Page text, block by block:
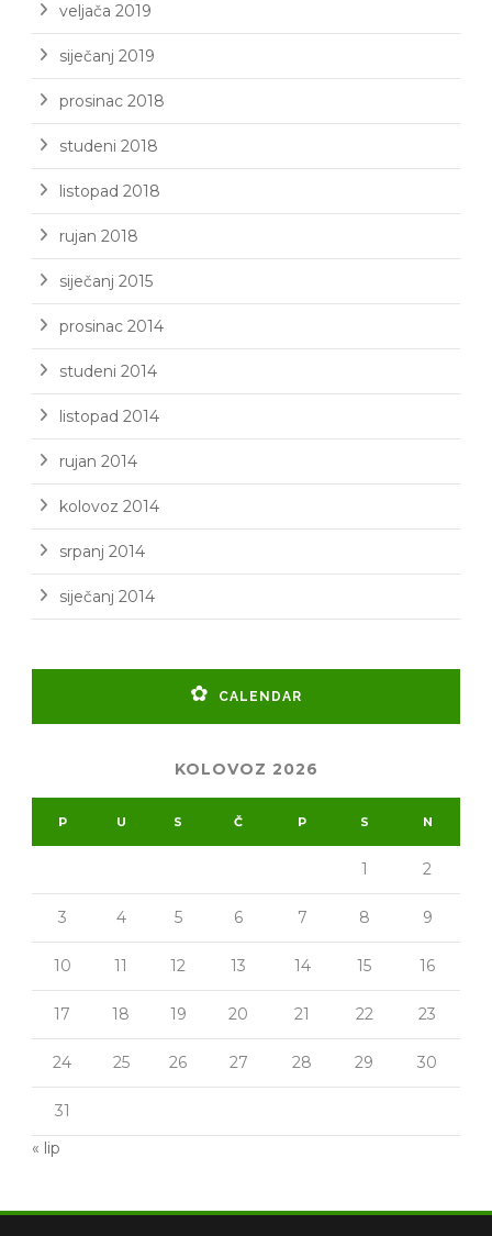
veljača 2019
siječanj 2019
prosinac 2018
studeni 2018
listopad 2018
rujan 2018
siječanj 2015
prosinac 2014
studeni 2014
listopad 2014
rujan 2014
kolovoz 2014
srpanj 2014
siječanj 2014
CALENDAR
KOLOVOZ 2026
P U S Č P S N
1 2
3 4 5 6 7 8 9
10 11 12 13 14 15 16
17 18 19 20 21 22 23
24 25 26 27 28 29 30
31
« lip